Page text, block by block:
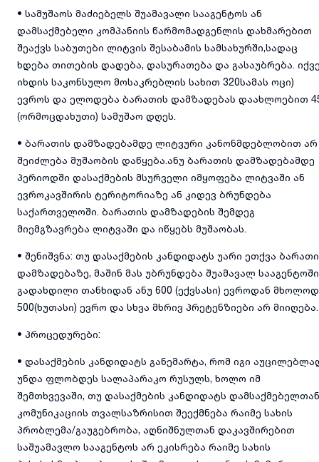
• სამუშაოს მაძიებელს შუამავალი სააგენტოს ან
დამსაქმებელი კომპანიის წარმომადგენლის დახმარებით
შეაქვს საბუთები ლიტვის შესაბამის სამსახურში,სადაც
ხდება თითების დადება, დასურათება და გასაუბრება.
იხდის საკონსულო მოსაკრებლის სახით 320სამას ოცი)
ევროს და ელოდება ბარათის დამზადებას დაახლოებით
(ორმოცდახუთი) სამუშაო დღეს.
• ბარათის დამზადებამდე ლიტვური კანონმდებლობით არ
შეიძლება მუშაობის დაწყება.ანუ ბარათის დამზადებამდე
პერიოდში დასაქმების მსურველი იმყოფება ლიტვაში ან
ევროკავშირის ტერიტორიაზე ან კიდევ ბრუნდება
საქართველოში. ბარათის დამზადების შემდეგ
მიემგზავრება ლიტვაში და იწყებს მუშაობას.
• შენიშვნა: თუ დასაქმების კანდიდატს უარი ეთქვა
დამზადებაზე, მაშინ მას უბრუნდება შუამავალ სააგენტოში
გადახდილი თანხიდან ანუ 600 (ექვსასი) ევროდან მხოლოდ
500(ხუთასი) ევრო და სხვა მხრივ პრეტენზიები არ მიიღება.
• პროცედურები:
• დასაქმების კანდიდატს განემარტა, რომ იგი
უნდა ფლობდეს სალაპარაკო რუსულს, ხოლო იმ
შემთხვევაში, თუ დასაქმების კანდიდატს დამსაქმებელთან
კომუნიკაციის თვალსაზრისით შეექმნება რაიმე სახის
პრობლემა/გაუგებრობა, აღნიშნულთან დაკავშირებით
საშუამავლო სააგენტოს არ ეკისრება რაიმე სახის